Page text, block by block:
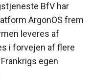
BfV har
ArgonOS frem
leveres af
i forvejen af flere
egen